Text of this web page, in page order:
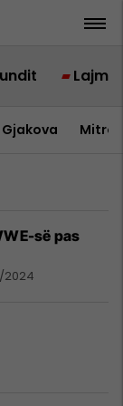
Lajme
Gjakova
së pas
2024